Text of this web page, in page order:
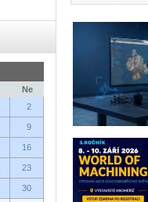
Ne
2
9
16
23
30